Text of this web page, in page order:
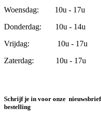
Woensdag: 10u - 17u
Donderdag: 10u - 14u
Vrijdag: 10u - 17u
Zaterdag: 10u - 17u
Schrijf je in voor onze
bestelling